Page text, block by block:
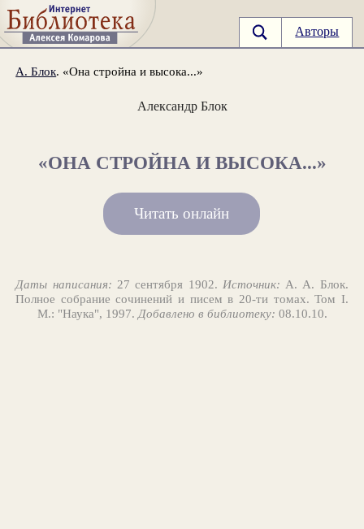
Авторы
А. Блок. «Она стройна и высока...»
Александр Блок
«ОНА СТРОЙНА И ВЫСОКА...»
Читать онлайн
Даты написания: 27 сентября 1902. Источник: А. А. Блок.
Полное собрание сочинений и писем в 20-ти томах. Том I.
М.: "Наука", 1997.Добавлено в библиотеку: 08.10.10.